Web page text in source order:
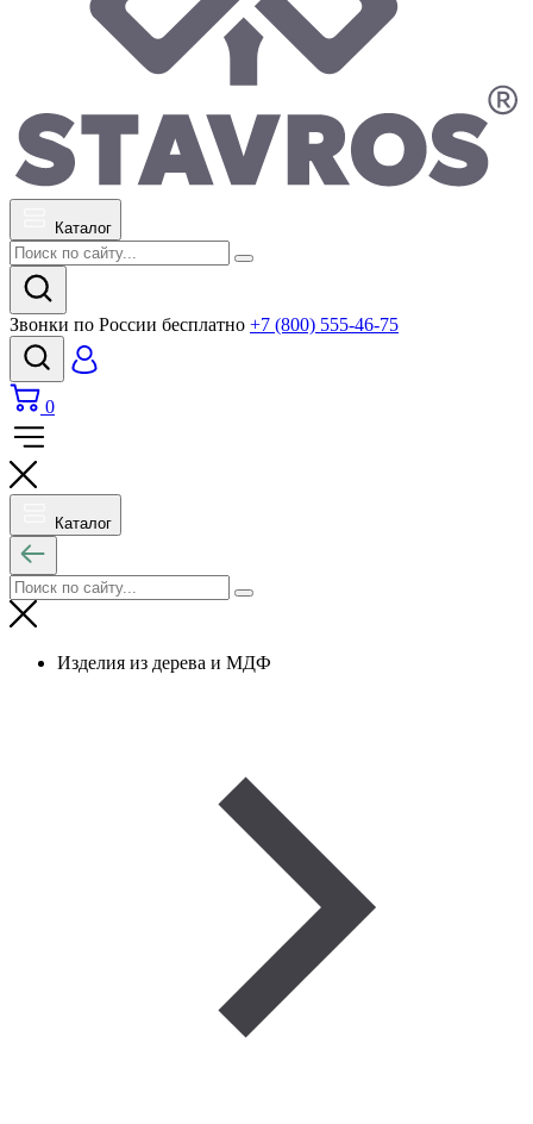
Каталог
Звонки по России бесплатно +7 (800) 555-46-75
0
Каталог
Изделия из дерева и МДФ